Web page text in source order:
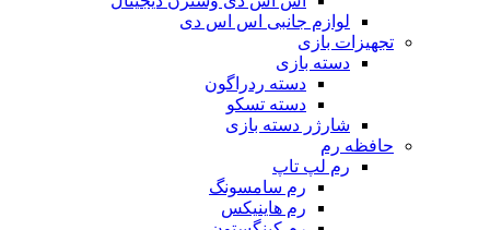
لوازم جانبی اس اس دی
تجهیزات بازی
دسته بازی
دسته ردراگون
دسته تسکو
شارژر دسته بازی
حافظه رم
رم لپ تاپ
رم سامسونگ
رم هاینیکس